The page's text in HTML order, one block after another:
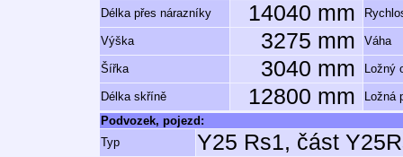
Délka přes nárazníky 14040 mm
Výška 3275 mm Váha
Šířka 3040 mm Ložný
Délka skříně 12800 mm
Ložná
Podvozek, pojezd:
Typ
Y25 Rs1, část